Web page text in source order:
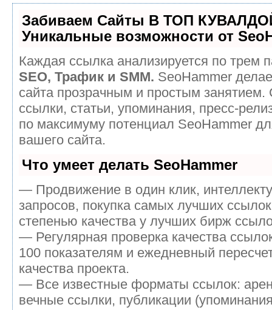
Забиваем Сайты В ТОП
Уникальные возможности от
Каждая ссылка анализируется по трем
SEO, Трафик и SMM. SeoHammer
сайта прозрачным и простым
ссылки, статьи, упоминания, пресс-
по максимуму потенциал SeoHammer
вашего сайта.
Что умеет делать SeoHammer
— Продвижение в один клик,
запросов, покупка самых лучших
степенью качества у лучших бирж
— Регулярная проверка качества
100 показателям и ежедневный
качества проекта.
— Все известные форматы ссылок:
вечные ссылки, публикации